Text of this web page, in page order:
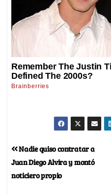
Nadie quiso contratar a
Juan Diego Alvira y montó
noticiero propio